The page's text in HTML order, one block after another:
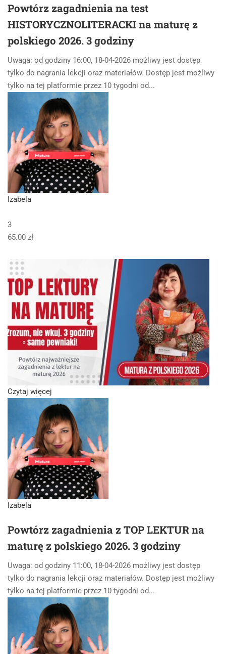
Powtórz zagadnienia na test
HISTORYCZNOLITERACKI na maturę z
polskiego 2026. 3 godziny
Uwaga: od godziny 16:00, 18-04-2026 możliwy jest dostęp
tylko do nagrania lekcji oraz materiałów. Dostęp jest możliwy
tylko na tej platformie przez 10 tygodni od...
Izabela
3
65.00 zł
Czytaj więcej
Izabela
Powtórz zagadnienia z TOP LEKTUR na
maturę z polskiego 2026. 3 godziny
Uwaga: od godziny 11:00, 18-04-2026 możliwy jest dostęp
tylko do nagrania lekcji oraz materiałów. Dostęp jest możliwy
tylko na tej platformie przez 10 tygodni od...